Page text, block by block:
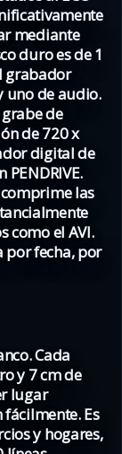
mediante
duro es de 1
grabador
uno de audio.
de
de 720 x
digital de
las
como el AVI.
por fecha, por
Cada
y 7 cm de
lugar
Es
y hogares,